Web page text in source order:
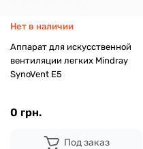
Нет в наличии
Аппарат для искусственной
вентиляции легких Mindray
SynoVent E5
0 грн.
Под заказ